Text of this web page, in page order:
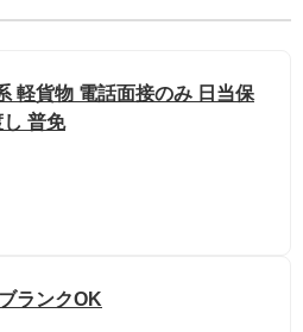
軽貨物 電話面接のみ 日当保
普免
ランクOK